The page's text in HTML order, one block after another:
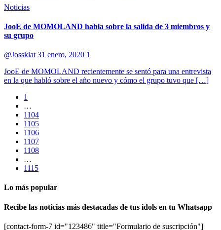
Noticias
JooE de MOMOLAND habla sobre la salida de 3 miembros y
su grupo
@Jossklat 31 enero, 2020 1
JooE de MOMOLAND recientemente se sentó para una entrevista
en la que habló sobre el año nuevo y cómo el grupo tuvo que […]
1
…
1104
1105
1106
1107
1108
…
1115
Lo más popular
Recibe las noticias más destacadas de tus idols en tu Whatsapp
[contact-form-7 id="123486" title="Formulario de suscripción"]